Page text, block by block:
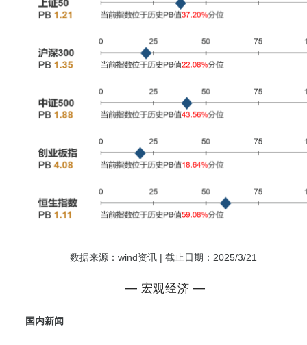
数据来源：wind资讯 | 截止日期：2025/3/21
— 宏观经济 —
国内新闻